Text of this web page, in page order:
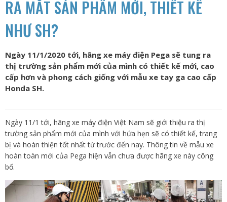
RA MẮT SẢN PHẨM MỚI, THIẾT KẾ
NHƯ SH?
Ngày 11/1/2020 tới, hãng xe máy điện Pega sẽ tung ra
thị trường sản phẩm mới của mình có thiết kế mới, cao
cấp hơn và phong cách giống với mẫu xe tay ga cao cấp
Honda SH.
Ngày 11/1 tới, hãng xe máy điện Việt Nam sẽ giới thiệu ra thị
trường sản phẩm mới của mình với hứa hẹn sẽ có thiết kế, trang
bị và hoàn thiện tốt nhất từ trước đến nay. Thông tin về mẫu xe
hoàn toàn mới của Pega hiện vẫn chưa được hãng xe này công
bố.